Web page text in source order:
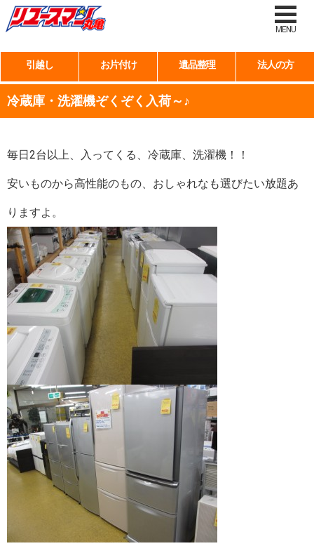
MENU
引越し お片付け 遺品整理 法人の方
冷蔵庫・洗濯機ぞくぞく入荷～♪
毎日2台以上、入ってくる、冷蔵庫、洗濯機！！
安いものから高性能のもの、おしゃれなも選びたい放題あ
りますよ。